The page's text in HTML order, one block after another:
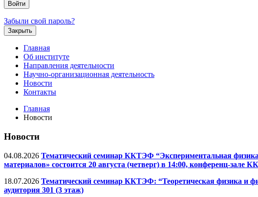
Забыли свой пароль?
Закрыть
Главная
Об институте
Направления деятельности
Научно-организационная деятельность
Новости
Контакты
Главная
Новости
Новости
04.08.2026 Тематический семинар ККТЭФ “Экспериментальная
материалов» состоится 20 августа (четверг) в 14:00, конференц-зале
18.07.2026 Тематический семинар ККТЭФ: “Теоретическая физика и
аудитория 301 (3 этаж)